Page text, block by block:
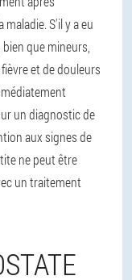
S'il y a eu
que mineurs,
et de douleurs
un diagnostic de
aux signes de
ne peut être
un traitement